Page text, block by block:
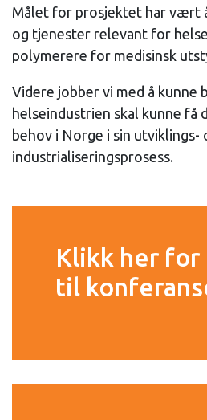
Målet for prosjektet har vært
og tjenester relevant for
polymerere for medisinsk
Videre jobber vi med å kunne
helseindustrien skal kunne få
behov i Norge i sin utviklings-
industrialiseringsprosess.
Klikk her for
til